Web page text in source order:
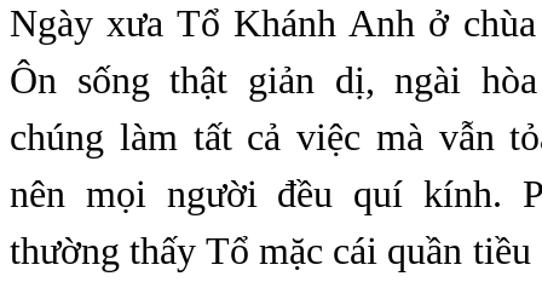
Ngày xưa Tổ Khánh Anh ở
Ôn sống thật giản dị, ngài
chúng làm tất cả việc mà vẫn
nên mọi người đều quí kính.
thường thấy Tổ mặc cái quần